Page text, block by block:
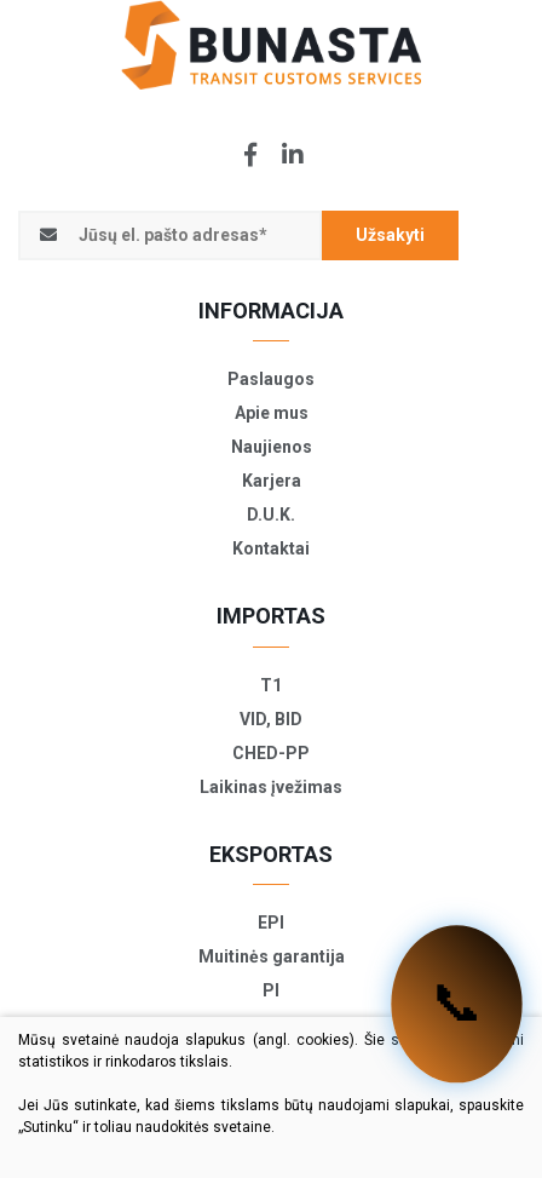
Užsakyti
INFORMACIJA
Paslaugos
Apie mus
Naujienos
Karjera
D.U.K.
Kontaktai
IMPORTAS
T1
VID, BID
CHED-PP
Laikinas įvežimas
EKSPORTAS
EPI
Muitinės garantija
PI
Mūsų svetainė naudoja slapukus (angl. cookies). Šie slapukai naudojami
statistikos ir rinkodaros tikslais.
Jei Jūs sutinkate, kad šiems tikslams būtų naudojami slapukai, spauskite
„Sutinku“ ir toliau naudokitės svetaine.
📞